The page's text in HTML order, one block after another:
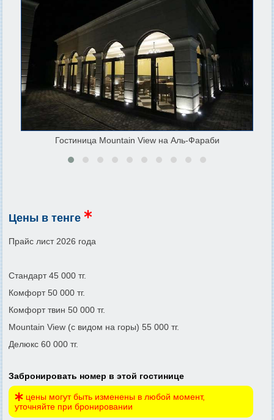
Гостиница Mountain View на Аль-Фараби
Цены в тенге
Прайс лист 2026 года
Стандарт 45 000 тг.
Комфорт 50 000 тг.
Комфорт твин 50 000 тг.
Mountain View (с видом на горы) 55 000 тг.
Делюкс 60 000 тг.
Забронировать номер в этой гостинице
цены могут быть изменены в любой момент,
уточняйте при бронировании